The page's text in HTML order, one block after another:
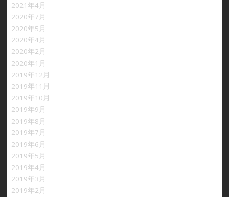
2021年4月
2020年7月
2020年5月
2020年4月
2020年2月
2020年1月
2019年12月
2019年11月
2019年10月
2019年9月
2019年8月
2019年7月
2019年6月
2019年5月
2019年4月
2019年3月
2019年2月